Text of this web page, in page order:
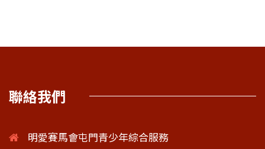
聯絡我們
明愛賽馬會屯門青少年綜合服務